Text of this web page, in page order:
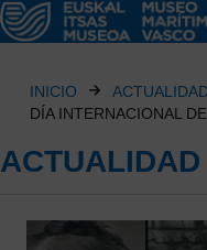
INICIO
DÍA INTERNACIONAL
ACTUALIDAD